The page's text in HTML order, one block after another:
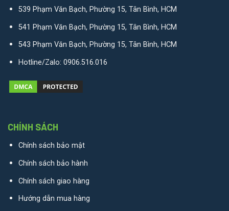
539 Phạm Văn Bạch, Phường 15, Tân Bình, HCM
541 Phạm Văn Bạch, Phường 15, Tân Bình, HCM
543 Phạm Văn Bạch, Phường 15, Tân Bình, HCM
Hotline/Zalo: 0906.516.016
CHÍNH SÁCH
Chính sách bảo mật
Chính sách bảo hành
Chính sách giao hàng
Hướng dẫn mua hàng